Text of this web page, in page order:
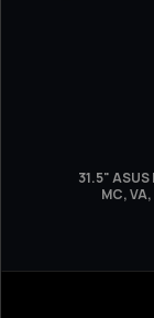
31.5" ASUS
МС, VA,